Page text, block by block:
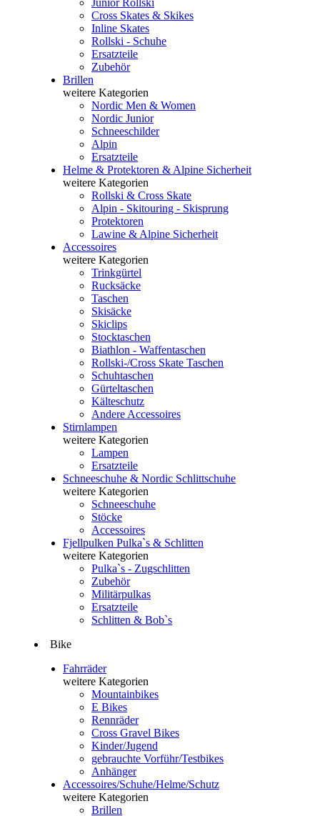
Junior Rollski
Cross Skates & Skikes
Inline Skates
Rollski - Schuhe
Ersatzteile
Zubehör
Brillen
weitere Kategorien
Nordic Men & Women
Nordic Junior
Schneeschilder
Alpin
Ersatzteile
Helme & Protektoren & Alpine Sicherheit
weitere Kategorien
Rollski & Cross Skate
Alpin - Skitouring - Skisprung
Protektoren
Lawine & Alpine Sicherheit
Accessoires
weitere Kategorien
Trinkgürtel
Rucksäcke
Taschen
Skisäcke
Skiclips
Stocktaschen
Biathlon - Waffentaschen
Rollski-/Cross Skate Taschen
Schuhtaschen
Gürteltaschen
Kälteschutz
Andere Accessoires
Stirnlampen
weitere Kategorien
Lampen
Ersatzteile
Schneeschuhe & Nordic Schlittschuhe
weitere Kategorien
Schneeschuhe
Stöcke
Accessoires
Fjellpulken Pulka`s & Schlitten
weitere Kategorien
Pulka`s - Zugschlitten
Zubehör
Militärpulkas
Ersatzteile
Schlitten & Bob`s
Bike
Fahrräder
weitere Kategorien
Mountainbikes
E Bikes
Rennräder
Cross Gravel Bikes
Kinder/Jugend
gebrauchte Vorführ/Testbikes
Anhänger
Accessoires/Schuhe/Helme/Schutz
weitere Kategorien
Brillen